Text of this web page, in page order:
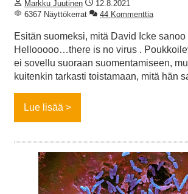
Markku Juutinen
12.8.2021
6367 Näyttökerrat
44 Kommenttia
Esitän suomeksi, mitä David Icke
Hellooooo…there is no virus .
ei sovellu suoraan suomentamiseen,
kuitenkin tarkasti toistamaan, mitä hän
Lue lisää